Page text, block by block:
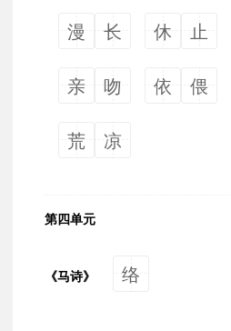
漫 长 休 止
亲 吻 依 偎
荒 凉
第四单元
《马诗》 络